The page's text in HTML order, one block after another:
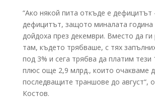
“Ако някой пита откъде е дефицитът
дефицитът, защото миналата година
дойдоха през декември. Вместо да ги
там, където трябваше, с тях
под 3% и сега трябва да платим тези
плюс още 2,9 млрд., които очакваме
последващите траншове до август“,
Костов.